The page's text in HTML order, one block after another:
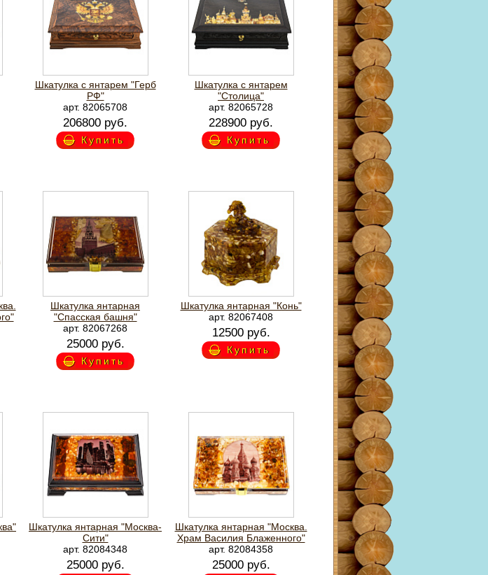
Шкатулка с янтарем "Герб
РФ"
арт. 82065708
206800 руб.
Купить
Шкатулка с янтарем
"Столица"
арт. 82065728
228900 руб.
Купить
Шкатулка янтарная
"Спасская башня"
арт. 82067268
25000 руб.
Купить
Шкатулка янтарная "Конь"
арт. 82067408
12500 руб.
Купить
Шкатулка янтарная "Москва-
Сити"
арт. 82084348
25000 руб.
Шкатулка янтарная "Москва.
Храм Василия Блаженного"
арт. 82084358
25000 руб.